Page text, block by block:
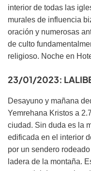
interior de todas las
murales de influencia
oración y numerosas
de culto
religioso. Noche en
23/01/2023:
Desayuno y mañana
Yemrehana Kristos a
ciudad. Sin duda es la
edificada en el interior
por un sendero
ladera de la montaña.